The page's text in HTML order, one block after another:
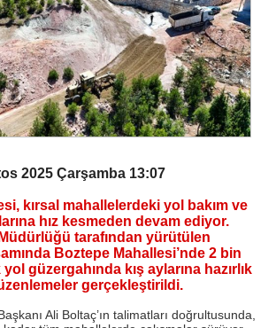
2025 Çarşamba 13:07
kırsal mahallelerdeki yol bakım ve
hız kesmeden devam ediyor.
tarafından yürütülen
Boztepe Mahallesi’nde 2 bin
güzergahında kış aylarına hazırlık
gerçekleştirildi.
Ali Boltaç’ın talimatları doğrultusunda,